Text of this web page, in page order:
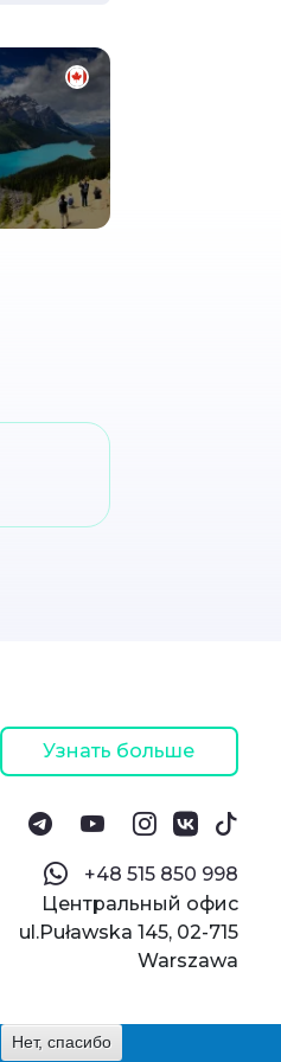
Узнать больше
‪+48 515 850 998‬
Центральный офис
ul.Puławska 145, 02-715
Warszawa
Нет, спасибо